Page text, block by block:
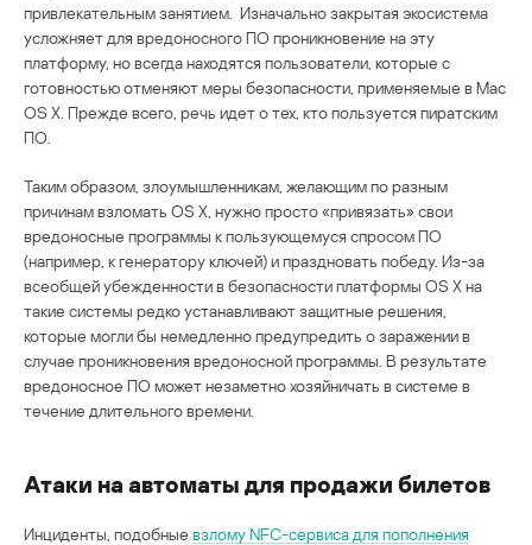
привлекательным занятием. Изначально закрытая экосистема
усложняет для вредоносного ПО проникновение на эту
платформу, но всегда находятся пользователи, которые с
готовностью отменяют меры безопасности, применяемые в Mac
OS X. Прежде всего, речь идет о тех, кто пользуется пиратским
ПО.
Таким образом, злоумышленникам, желающим по разным
причинам взломать OS X, нужно просто «привязать» свои
вредоносные программы к пользующемуся спросом ПО
(например, к генератору ключей) и праздновать победу. Из-за
всеобщей убежденности в безопасности платформы OS X на
такие системы редко устанавливают защитные решения,
которые могли бы немедленно предупредить о заражении в
случае проникновения вредоносной программы. В результате
вредоносное ПО может незаметно хозяйничать в системе в
течение длительного времени.
Атаки на автоматы для продажи билетов
Инциденты, подобные взлому NFC-сервиса для пополнения